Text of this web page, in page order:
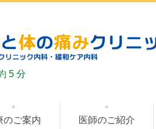
のご案内 医師のご紹介